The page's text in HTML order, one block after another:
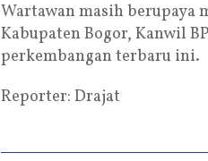
Wartawan masih berupaya
Kabupaten Bogor, Kanwil
perkembangan terbaru ini.
Reporter: Drajat